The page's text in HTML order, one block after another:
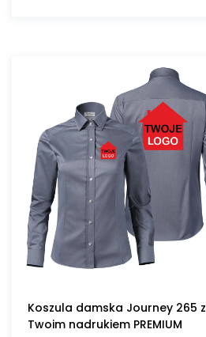
Koszula damska Journey 265 z
Twoim nadrukiem PREMIUM